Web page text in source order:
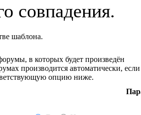
совпадения.
шаблона.
в которых будет произведён
производится автоматически, если
опцию ниже.